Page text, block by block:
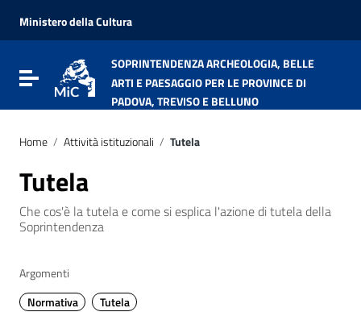
Vai al menu di navigazione
Vai al footer
Ministero della Cultura
Attiva / disattiva la navigazione
SOPRINTENDENZA ARCHEOLOGIA, BELLE
ARTI E PAESAGGIO PER LE PROVINCE DI
PADOVA, TREVISO E BELLUNO
Home / Attività istituzionali / Tutela
Tutela
Che cos'è la tutela e come si esplica l'azione di tutela della
Soprintendenza
Argomenti
Normativa
Tutela